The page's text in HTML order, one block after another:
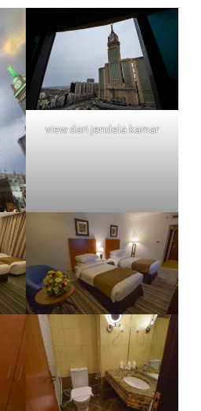
view dari jendela kamar